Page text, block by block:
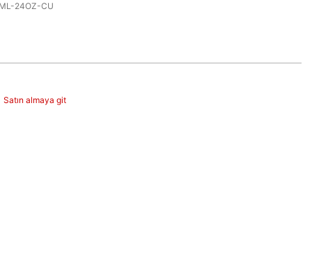
24OZ-CU
Satın almaya git